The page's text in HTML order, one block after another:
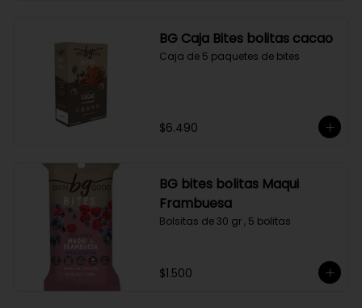
BG Caja Bites bolitas cacao
Caja de 5 paquetes de bites
$6.490
BG bites bolitas Maqui
Frambuesa
Bolsitas de 30 gr , 5 bolitas
$1.500